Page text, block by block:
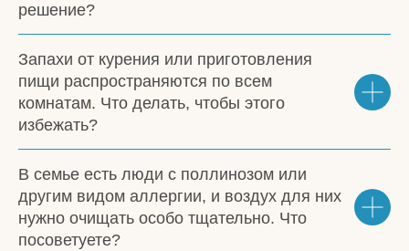
решение?
Запахи от курения или приготовления
пищи распространяются по всем
комнатам. Что делать, чтобы этого
избежать?
В семье есть люди с поллинозом или
другим видом аллергии, и воздух для них
нужно очищать особо тщательно. Что
посоветуете?